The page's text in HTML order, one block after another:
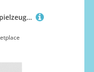
Carrera Toys 88108 - Spielzeugteile, schwarz